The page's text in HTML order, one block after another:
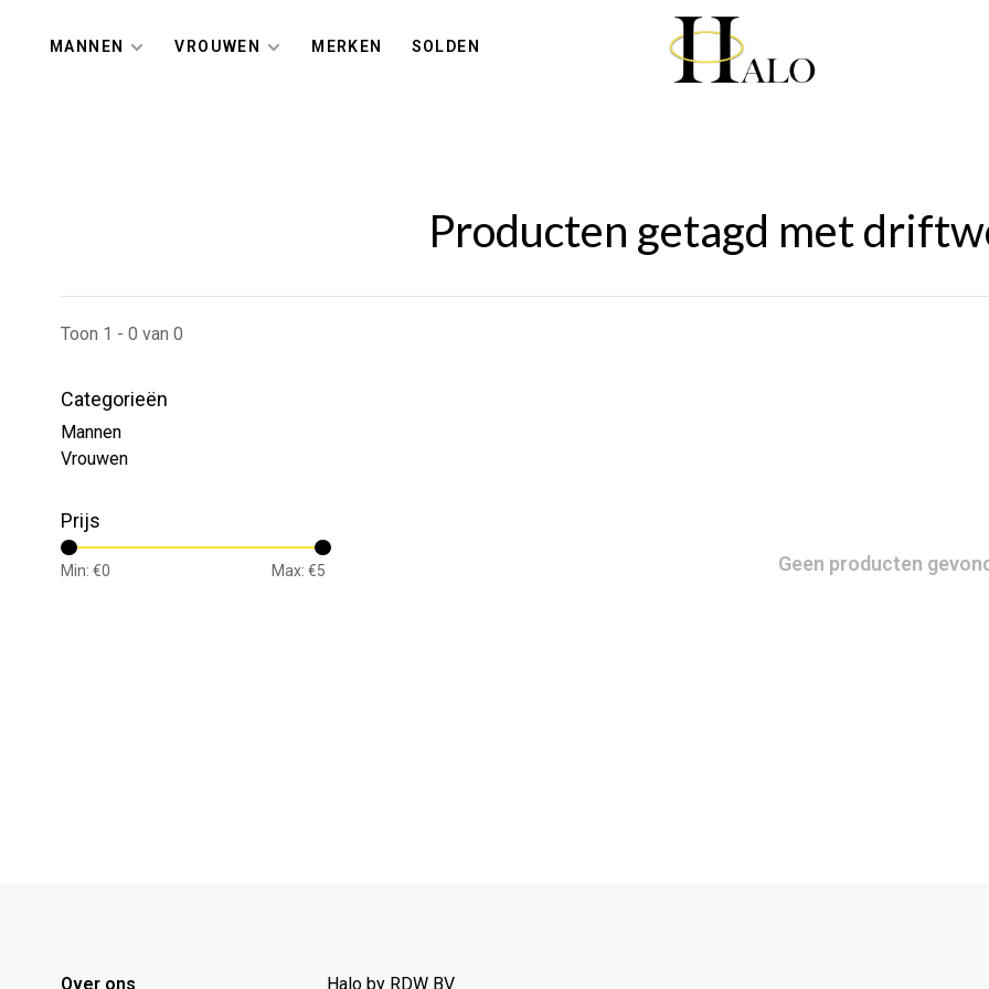
MANNEN VROUWEN MERKEN SOLDEN
Producten getagd met
Toon 1 - 0 van 0
Categorieën
Mannen
Vrouwen
Prijs
Min: €0 Max: €5 Geen producten
Over ons Halo by RDW BV